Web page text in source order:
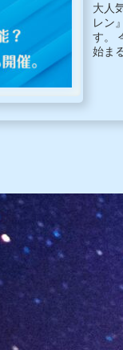
大人
レン
す。
始ま